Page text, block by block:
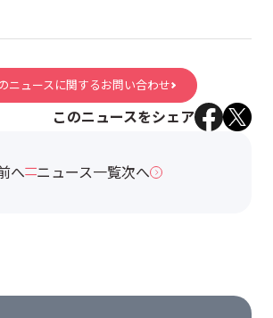
ニュースに関するお問い合わせ
このニュースをシェア
へ ニュース一覧次へ